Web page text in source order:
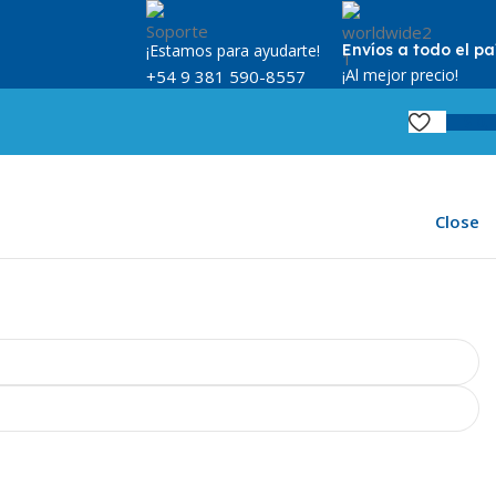
¡Estamos para ayudarte!
+54 9 381 590-8557
Envíos a todo el
¡Al mejor precio!
$
Close